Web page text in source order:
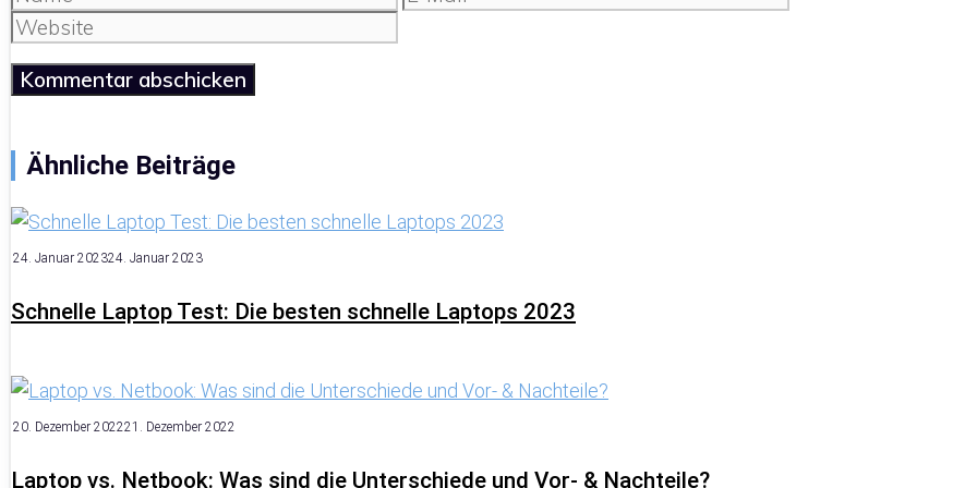
Ähnliche Beiträge
Schnelle Laptop Test: Die besten schnelle Laptops 2023
24. Januar 202324. Januar 2023
Laptop vs. Netbook: Was sind die Unterschiede und Vor- & Nachteile?
20. Dezember 202221. Dezember 2022